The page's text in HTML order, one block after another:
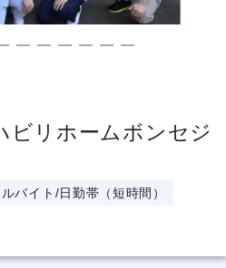
バイト/日勤帯（短時間）